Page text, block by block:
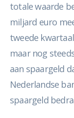
totale waarde
miljard euro
tweede
maar nog
aan spaargeld
Nederlandse
spaargeld